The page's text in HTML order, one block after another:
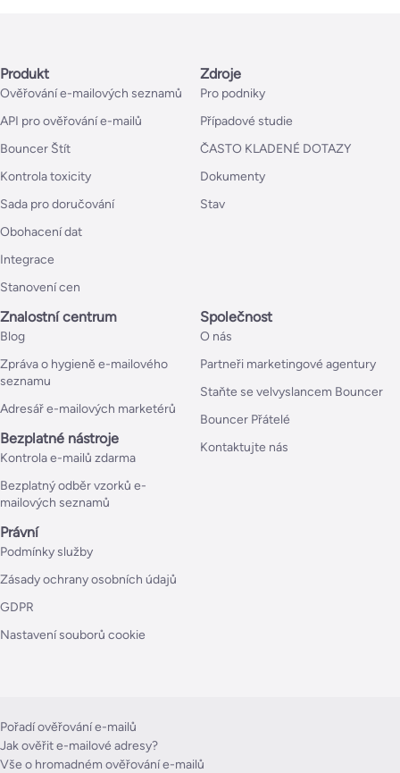
Produkt
Ověřování e-mailových seznamů
API pro ověřování e-mailů
Bouncer Štít
Kontrola toxicity
Sada pro doručování
Obohacení dat
Integrace
Stanovení cen
Zdroje
Pro podniky
Případové studie
ČASTO KLADENÉ DOTAZY
Dokumenty
Stav
Znalostní centrum
Blog
Zpráva o hygieně e-mailového
seznamu
Adresář e-mailových marketérů
Bezplatné nástroje
Kontrola e-mailů zdarma
Bezplatný odběr vzorků e-
mailových seznamů
Společnost
O nás
Partneři marketingové agentury
Staňte se velvyslancem Bouncer
Bouncer Přátelé
Kontaktujte nás
Právní
Podmínky služby
Zásady ochrany osobních údajů
GDPR
Nastavení souborů cookie
Pořadí ověřování e-mailů
Jak ověřit e-mailové adresy?
Vše o hromadném ověřování e-mailů